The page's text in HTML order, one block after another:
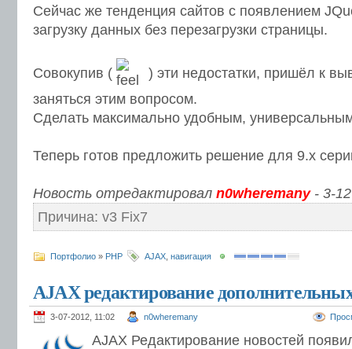
Сейчас же тенденция сайтов с появлением
загрузку данных без перезагрузки страницы.
Совокупив (
) эти недостатки, пришёл к
заняться этим вопросом.
Сделать максимально удобным,
Теперь готов предложить решение для 9.х
Новость отредактировал n0wheremany- 3-
Причина: v3 Fix7
Портфолио » PHP AJAX навигация
AJAX редактирование
3-07-2012, 11:02 n0wheremany
AJAX Редактирование новостей